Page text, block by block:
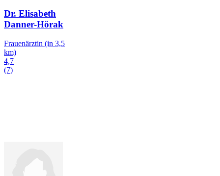
Dr. Elisabeth
Danner-Hörak
Frauenärztin (in 3,5
km)
4,7
(7)